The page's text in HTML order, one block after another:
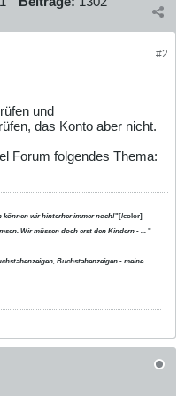
#2
und
das Konto aber nicht.
Forum folgendes Thema:
können wir hinterher immer noch!"[/color]
Wir müssen doch erst den Kindern - ... "
Buchstabenzeigen - meine